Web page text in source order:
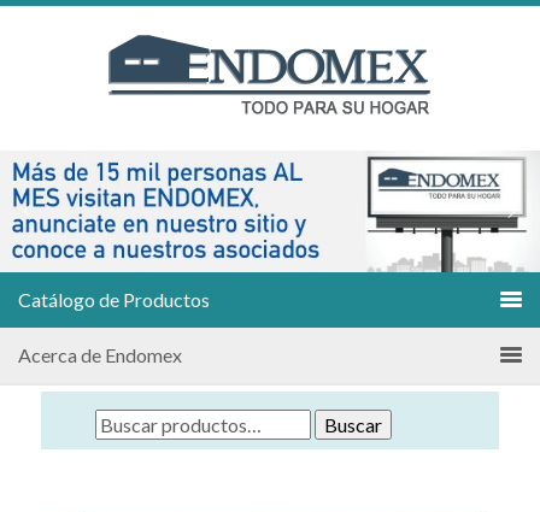
Catálogo de Productos
Acerca de Endomex
Buscar